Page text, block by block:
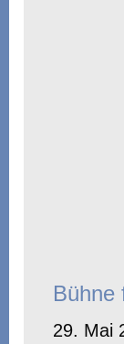
Bühne
29. Mai